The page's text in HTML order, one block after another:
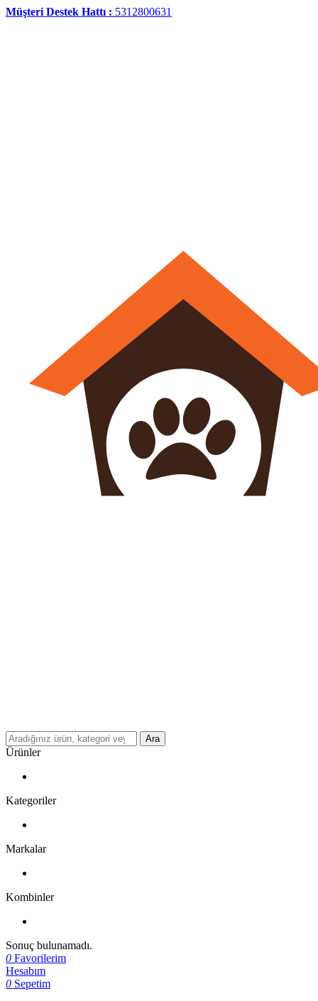
Müşteri Destek Hattı : 5312800631
Ara
Ürünler
Kategoriler
Markalar
Kombinler
Sonuç bulunamadı.
0 Favorilerim
Hesabım
0 Sepetim